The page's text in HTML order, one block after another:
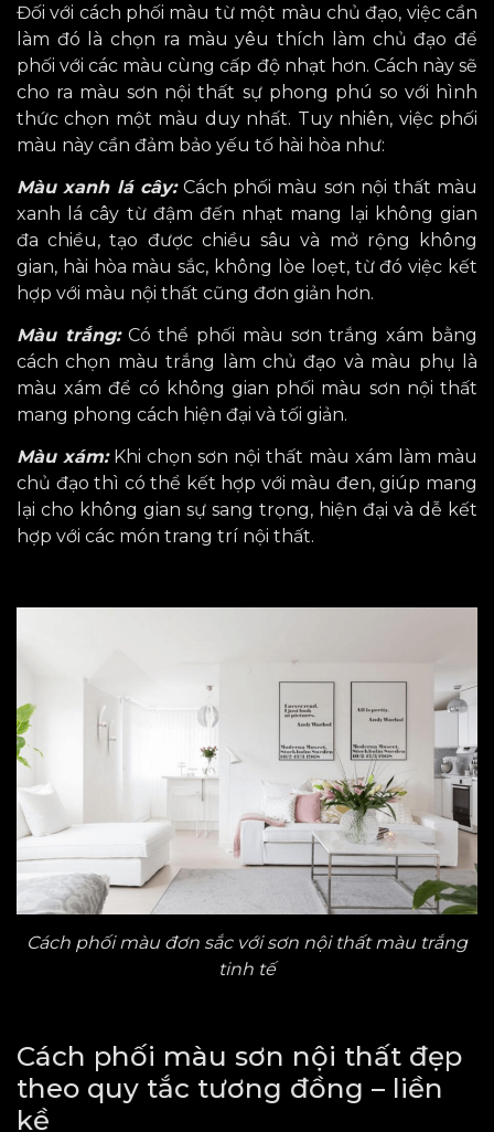
Đối với cách phối màu từ một màu chủ đạo, việc cần
làm đó là chọn ra màu yêu thích làm chủ đạo để
phối với các màu cùng cấp độ nhạt hơn. Cách này sẽ
cho ra màu sơn nội thất sự phong phú so với hình
thức chọn một màu duy nhất. Tuy nhiên, việc phối
màu này cần đảm bảo yếu tố hài hòa như:
Màu xanh lá cây:Cách phối màu sơn nội thất màu
xanh lá cây từ đậm đến nhạt mang lại không gian
đa chiều, tạo được chiều sâu và mở rộng không
gian, hài hòa màu sắc, không lòe loẹt, từ đó việc kết
hợp với màu nội thất cũng đơn giản hơn.
Màu trắng:Có thể phối màu sơn trắng xám bằng
cách chọn màu trắng làm chủ đạo và màu phụ là
màu xám để có không gian phối màu sơn nội thất
mang phong cách hiện đại và tối giản.
Màu xám:Khi chọn sơn nội thất màu xám làm màu
chủ đạo thì có thể kết hợp với màu đen, giúp mang
lại cho không gian sự sang trọng, hiện đại và dễ kết
hợp với các món trang trí nội thất.
Cách phối màu đơn sắc với sơn nội thất màu trắng
tinh tế
Cách phối màu sơn nội thất đẹp
theo quy tắc tương đồng – liền
kề